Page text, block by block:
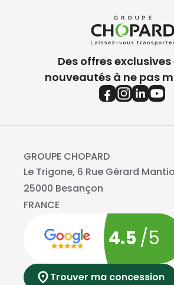
Des offres
nouveautés à ne pas
GROUPE CHOPARD
Le Trigone, 6 Rue Gérard
25000 Besançon
FRANCE
4.5 /5
Trouver ma concession